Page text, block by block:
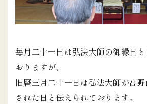
毎月二十一日は弘法大師の御縁日
おりますが、
旧暦三月二十一日は弘法大師が高
された日と伝えられております。